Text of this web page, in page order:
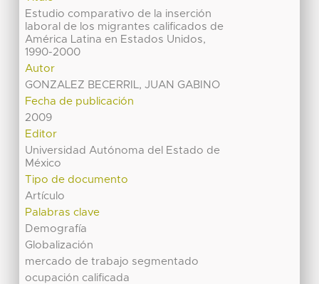
Estudio comparativo de la inserción
laboral de los migrantes calificados de
América Latina en Estados Unidos,
1990-2000
Autor
GONZALEZ BECERRIL, JUAN GABINO
Fecha de publicación
2009
Editor
Universidad Autónoma del Estado de
México
Tipo de documento
Artículo
Palabras clave
Demografía
Globalización
mercado de trabajo segmentado
ocupación calificada